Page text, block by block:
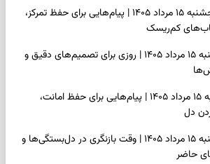
فال فرشتگان امروز پنجشنبه ۱۵ مرداد ۱۴۰۵ | پیام‌هایی برای حفظ تمرکز،
کم‌ریسک
فال روزانه امروز پنجشنبه ۱۵ مرداد ۱۴۰۵ | روزی برای تصمیم‌های دقیق و
فال انبیا امروز پنجشنبه ۱۵ مرداد ۱۴۰۵ | پیام‌هایی برای حفظ امانت،
دل
فال حافظ امروز پنج‌شنبه ۱۵ مرداد ۱۴۰۵ | وقت بازنگری در دل‌بستگی‌ها و
حاضر